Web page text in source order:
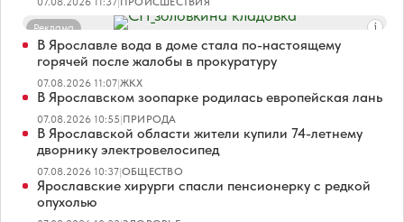
Реклама
В Ярославле вода в доме стала по-настоящему
горячей после жалобы в прокуратуру
07.08.2026 11:07|ЖКХ
В Ярославском зоопарке родилась европейская лань
07.08.2026 10:55|ПРИРОДА
В Ярославской области жители купили 74-летнему
дворнику электровелосипед
07.08.2026 10:37|ОБЩЕСТВО
Ярославские хирурги спасли пенсионерку с редкой
опухолью